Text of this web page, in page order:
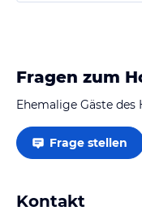
Fragen zum
Ehemalige Gäste
Frage stellen
Kontakt